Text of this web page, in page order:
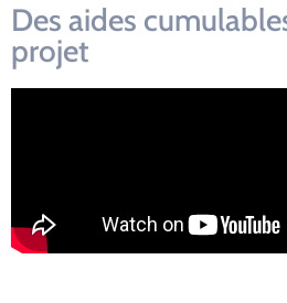
Des aides
projet